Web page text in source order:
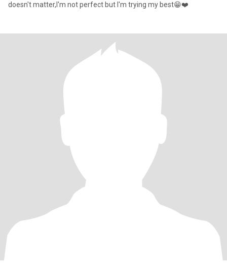
doesn't matter,I'm not perfect but I'm trying my best😁❤️